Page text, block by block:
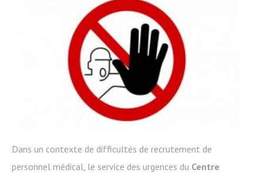
Dans un contexte de difficultés de recrutement de
personnel médical, le service des urgences du Centre